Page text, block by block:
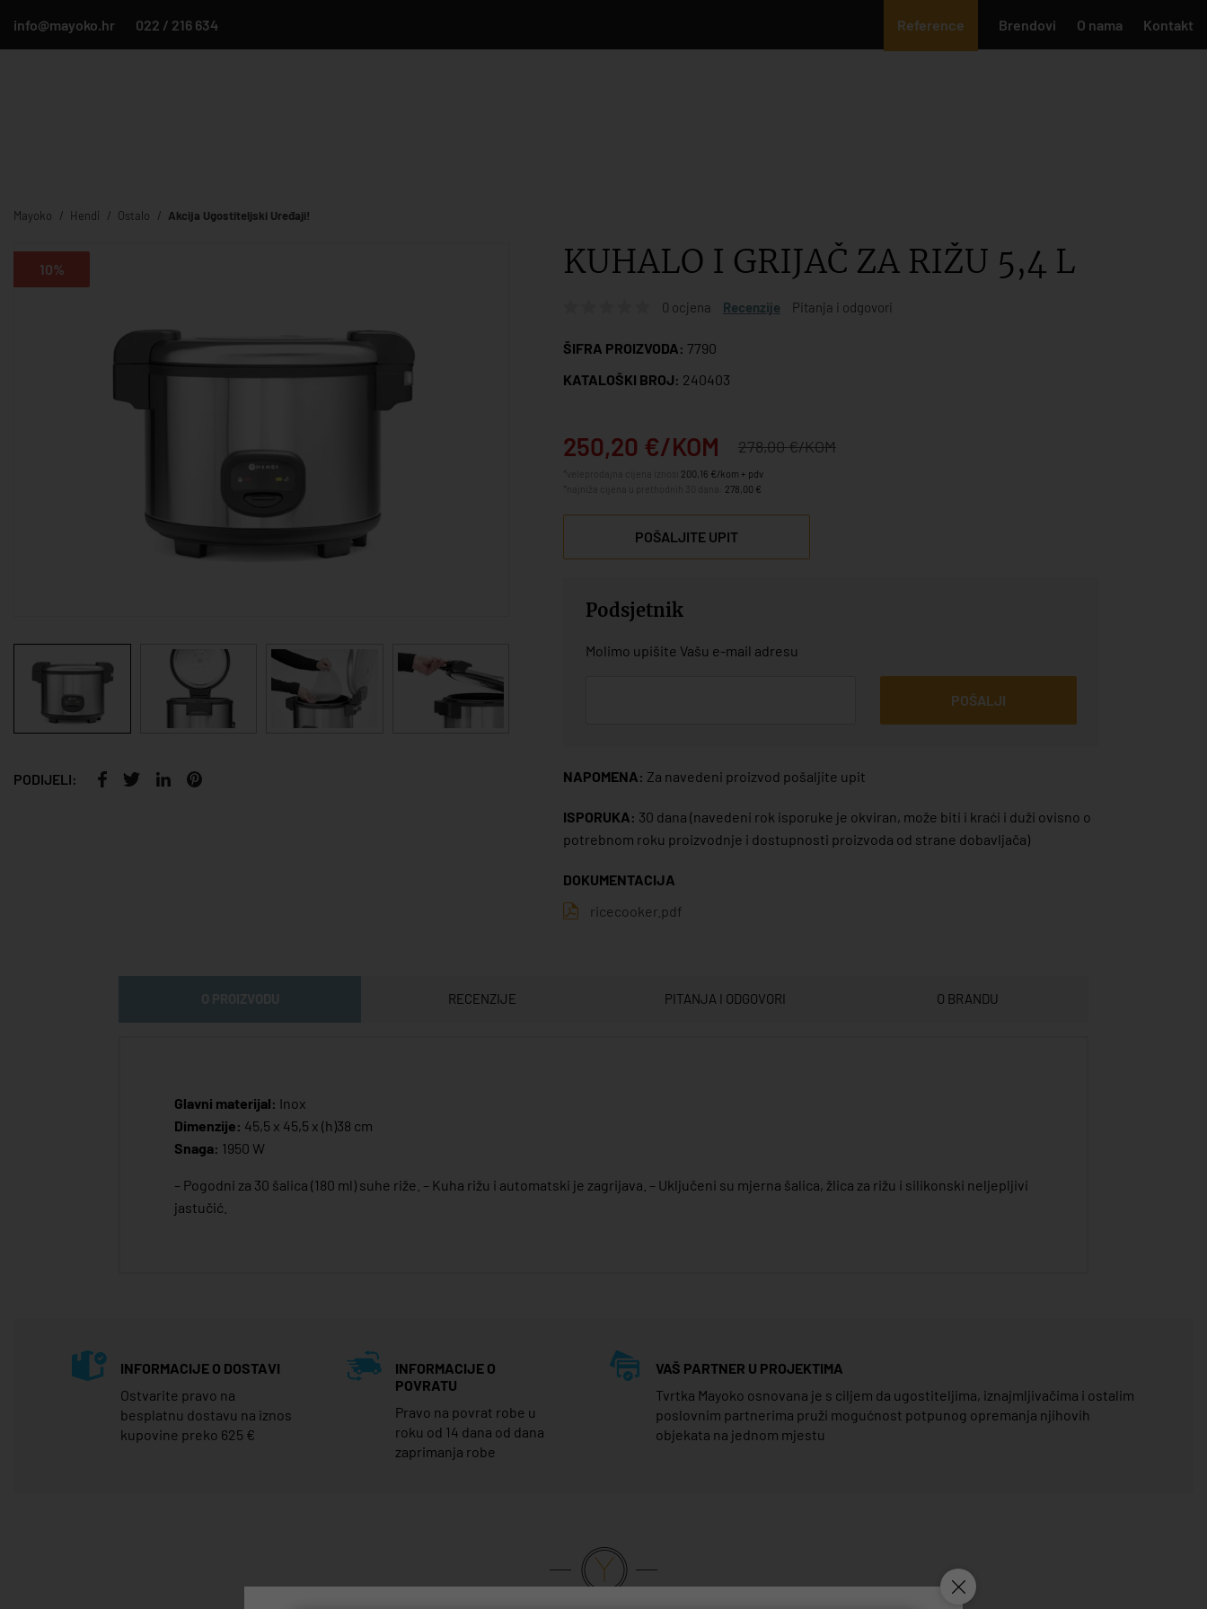
info@mayoko.hr 022 / 216 634 Reference Brendovi O nama Kontakt
Mayoko Hendi Ostalo Akcija Ugostiteljski Uređaji!
10%
PODIJELI:
KUHALO I GRIJAČ ZA RIŽU 5,4 L
0 ocjena Recenzije Pitanja i odgovori
ŠIFRA PROIZVODA: 7790
KATALOŠKI BROJ: 240403
250,20 €/KOM 278,00 €/KOM
200,16 €/kom + pdv
278,00 €
POŠALJITE UPIT
Podsjetnik
Molimo upišite Vašu e-mail adresu
POŠALJI
NAPOMENA: Za navedeni proizvod pošaljite upit
ISPORUKA: 30 dana (navedeni rok isporuke je okviran, može biti i kraći i duži ovisno o
potrebnom roku proizvodnje i dostupnosti proizvoda od strane dobavljača)
DOKUMENTACIJA
ricecooker.pdf
RECENZIJE PITANJA I ODGOVORI O BRANDU
Glavni materijal: Inox
Dimenzije: 45,5 x 45,5 x (h)38 cm
Snaga: 1950 W
– Pogodni za 30 šalica (180 ml) suhe riže. – Kuha rižu i automatski je zagrijava. – Uključeni su mjerna šalica, žlica za rižu i silikonski neljepljivi
jastučić.
INFORMACIJE O DOSTAVI
Ostvarite pravo na
besplatnu dostavu na iznos
kupovine preko 625 €
INFORMACIJE O
POVRATU
Pravo na povrat robe u
roku od 14 dana od dana
zaprimanja robe
VAŠ PARTNER U PROJEKTIMA
Tvrtka Mayoko osnovana je s ciljem da ugostiteljima, iznajmljivačima i ostalim
poslovnim partnerima pruži mogućnost potpunog opremanja njihovih
objekata na jednom mjestu